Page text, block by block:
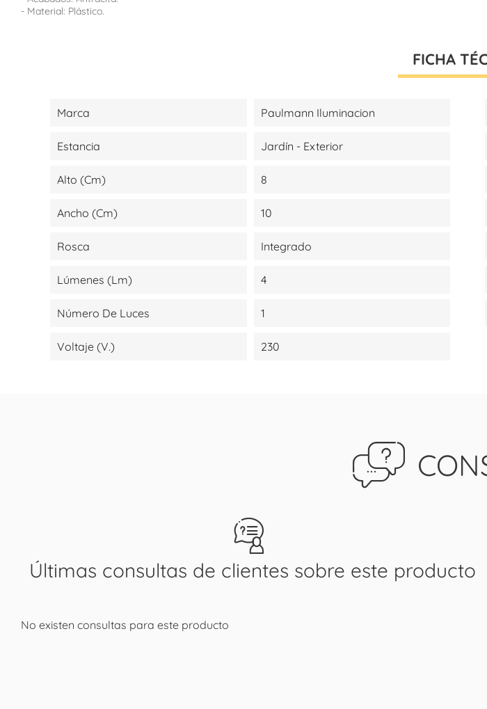
- Material: Plástico.
FICHA
Marca Paulmann Iluminacion
Estancia Jardín - Exterior
Alto (cm) 8
Ancho (cm) 10
Rosca Integrado
Lúmenes (lm) 4
Número De Luces 1
Voltaje (V.) 230
Últimas consultas de clientes sobre este producto
No existen consultas para este producto